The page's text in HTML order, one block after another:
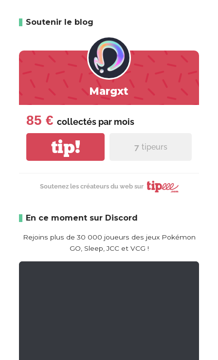
Soutenir le blog
Margxt
85 € collectés par mois
tip! 7 tipeurs
Soutenez les créateurs du web sur
En ce moment sur Discord
Rejoins plus de 30 000 joueurs des jeux Pokémon
GO, Sleep, JCC et VCG !